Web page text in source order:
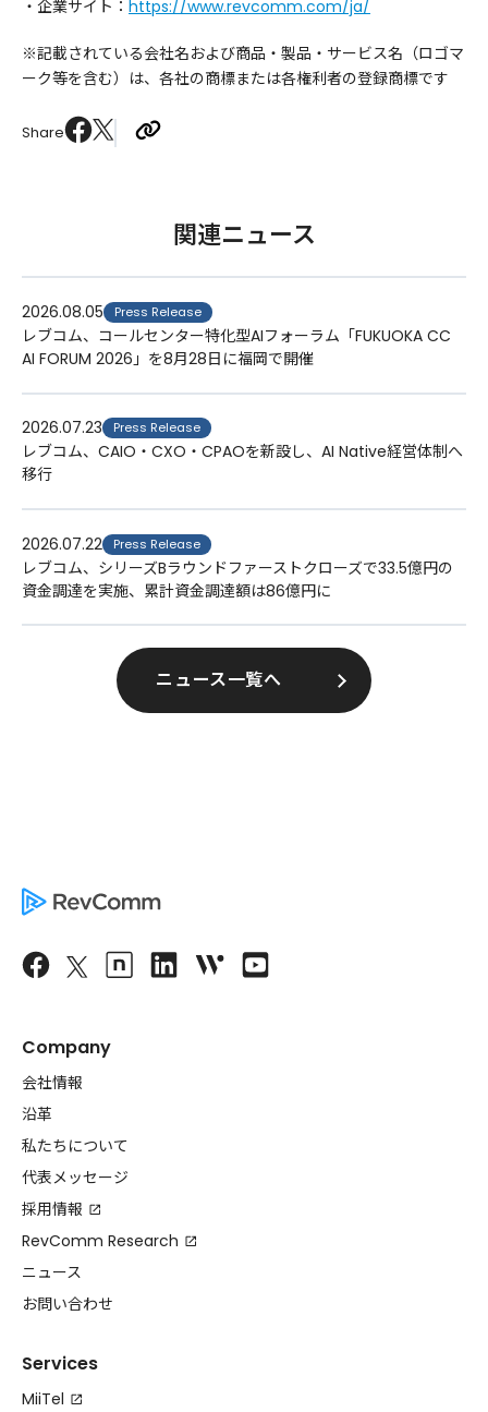
・企業サイト： https://www.revcomm.com/ja/
​※記載されている会社名および商品・製品・サービス名（ロゴマ
ーク等を含む）は、各社の商標または各権利者の登録商標です
Share
関連ニュース
2026.08.05 Press Release
レブコム、コールセンター特化型AIフォーラム「FUKUOKA CC
AI FORUM 2026」を8月28日に福岡で開催
2026.07.23 Press Release
レブコム、CAIO・CXO・CPAOを新設し、AI Native経営体制へ
移行
2026.07.22 Press Release
レブコム、シリーズBラウンドファーストクローズで33.5億円の
資金調達を実施、累計資金調達額は86億円に
ニュース一覧へ
Company
会社情報
沿革
私たちについて
代表メッセージ
採用情報
RevComm Research
ニュース
お問い合わせ
Services
MiiTel